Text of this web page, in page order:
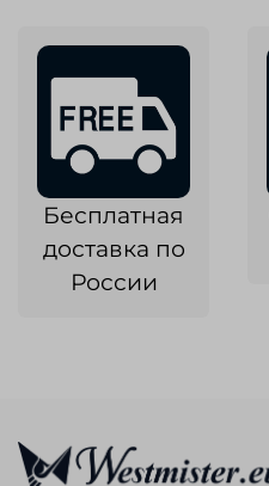
Бесплатная
доставка по
России